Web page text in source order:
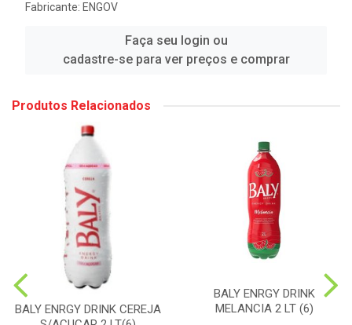
Fabricante: ENGOV
Faça seu login ou
cadastre-se para ver preços e comprar
Produtos Relacionados
BALY ENRGY DRINK CEREJA
BALY ENRGY DRINK
MELANCIA 2 LT (6)